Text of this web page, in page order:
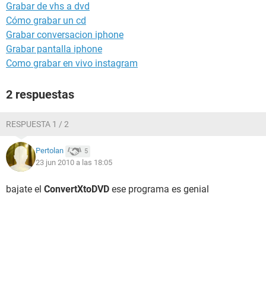
Grabar de vhs a dvd
Cómo grabar un cd
Grabar conversacion iphone
Grabar pantalla iphone
Como grabar en vivo instagram
2 respuestas
RESPUESTA 1 / 2
Pertolan 5
23 jun 2010 a las 18:05
bajate el ConvertXtoDVD ese programa es genial